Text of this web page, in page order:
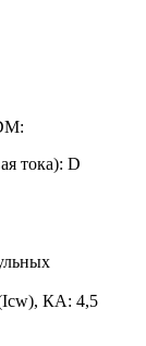
тока): D
КА: 4,5